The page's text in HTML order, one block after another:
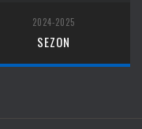
2024-2025
SEZON